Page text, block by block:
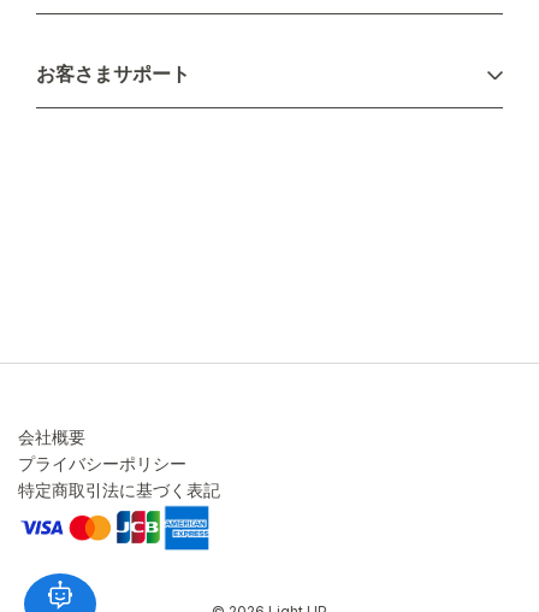
配送について
不良品・返品について
お客さまサポート
会社概要
プライバシーポリシー
特定商取引法に基づく表記